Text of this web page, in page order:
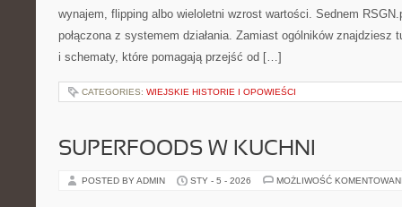
wynajem, flipping albo wieloletni wzrost wartości. Sednem
połączona z systemem działania. Zamiast ogólników znajdziesz
i schematy, które pomagają przejść od […]
CATEGORIES: WIEJSKIE HISTORIE I OPOWIEŚCI
SUPERFOODS W KUCHNI
POSTED BY ADMIN STY - 5 - 2026 MOŻLIWOŚĆ